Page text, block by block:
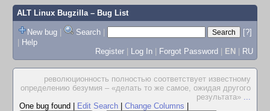
ALT Linux Bugzilla– Bug List
New bug | Search |
[?]
| Help
Register | Log In | Forgot Password | EN | RU
революционность полностью соответствует известному
определению безумия – «делать то же самое, ожидая другого
результата» ...
One bug found
Edit Search Change Columns